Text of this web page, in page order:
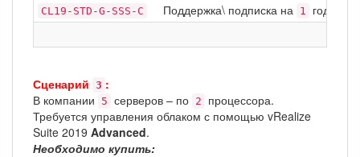
CL19-STD-G-SSS-C Поддержка\ подписка на 1 год
Сценарий 3 :
В компании
5 серверов – по 2
процессора.
Требуется управления облаком с помощью vRealize
Suite 2019 Advanced.
Необходимо купить: